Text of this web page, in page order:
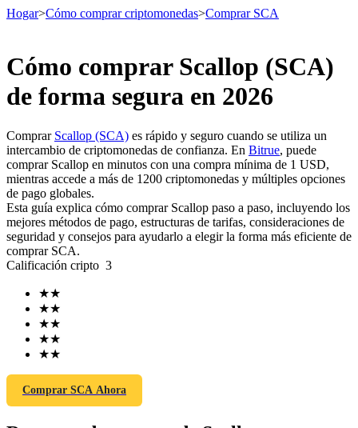
Futuros
Futuros del USDT
Futuros que utilizan USDT como garantía
Hogar>Cómo comprar criptomonedas>Comprar SCA
Cómo comprar Scallop (SCA)
de forma segura en 2026
Comprar Scallop (SCA) es rápido y seguro cuando se utiliza un
intercambio de criptomonedas de confianza. En Bitrue, puede
comprar Scallop en minutos con una compra mínima de 1 USD,
mientras accede a más de 1200 criptomonedas y múltiples opciones
de pago globales.
Esta guía explica cómo comprar Scallop paso a paso, incluyendo los
mejores métodos de pago, estructuras de tarifas, consideraciones de
seguridad y consejos para ayudarlo a elegir la forma más eficiente de
comprar SCA.
Calificación cripto 3
★★
★★
★★
★★
★★
Comprar SCA Ahora